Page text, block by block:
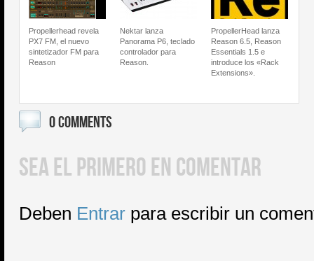
Propellerhead revela
PX7 FM, el nuevo
sintetizador FM para
Reason
Nektar lanza
Panorama P6, teclado
controlador para
Reason.
PropellerHead lanza
Reason 6.5, Reason
Essentials 1.5 e
introduce los «Rack
Extensions».
0 COMMENTS
SEA EL PRIMERO EN COMENTAR
Deben Entrar para escribir un